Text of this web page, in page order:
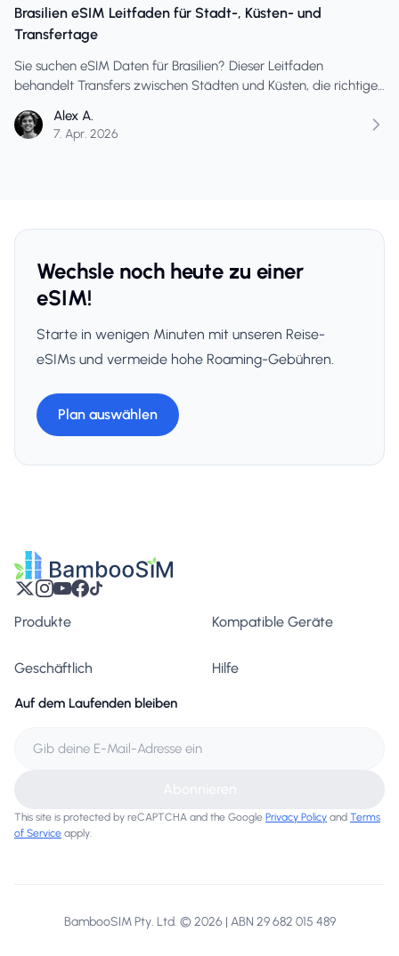
Brasilien eSIM Leitfaden für Stadt-, Küsten- und
Transfertage
Sie suchen eSIM Daten für Brasilien? Dieser Leitfaden
behandelt Transfers zwischen Städten und Küsten, die richtige
Flughafentage und Zeiten mit hohem Datenverbrauch.
Alex A.
7. Apr. 2026
Wechsle noch heute zu einer
eSIM!
Starte in wenigen Minuten mit unseren Reise-
eSIMs und vermeide hohe Roaming-Gebühren.
Plan auswählen
Produkte Kompatible Geräte
Geschäftlich Hilfe
Auf dem Laufenden bleiben
This site is protected by reCAPTCHA and the Google Privacy Policy and Terms
of Service apply.
BambooSIM Pty. Ltd. © 2026 | ABN 29 682 015 489